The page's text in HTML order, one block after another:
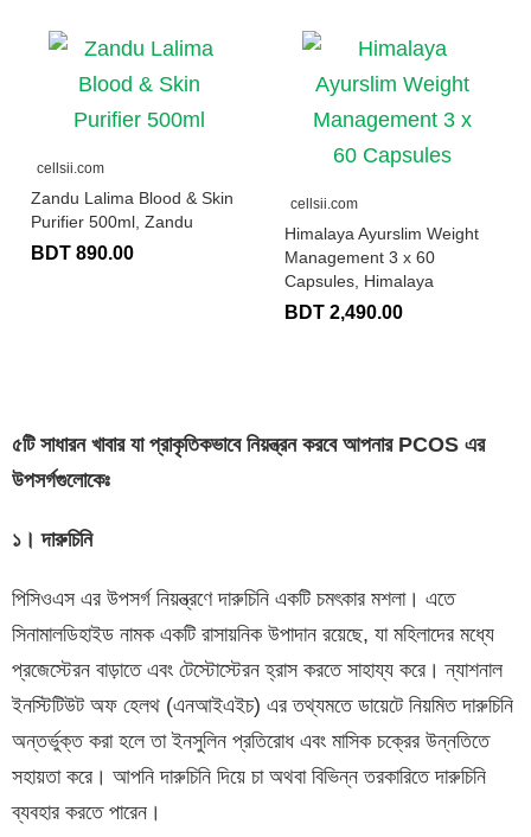
cellsii.com
Zandu Lalima Blood & Skin
Purifier 500ml, Zandu
BDT 890.00
cellsii.com
Himalaya Ayurslim Weight
Management 3 x 60
Capsules, Himalaya
BDT 2,490.00
৫টি সাধারন খাবার যা প্রাকৃতিকভাবে নিয়ন্ত্রন করবে আপনার PCOS এর
উপসর্গগুলোকেঃ
১। দারুচিনি
পিসিওএস এর উপসর্গ নিয়ন্ত্রণে দারুচিনি একটি চমৎকার মশলা। এতে
সিনামালডিহাইড নামক একটি রাসায়নিক উপাদান রয়েছে, যা মহিলাদের মধ্যে
প্রজেস্টেরন বাড়াতে এবং টেস্টোস্টেরন হ্রাস করতে সাহায্য করে। ন্যাশনাল
ইনস্টিটিউট অফ হেলথ (এনআইএইচ) এর তথ্যমতে ডায়েটে নিয়মিত দারুচিনি
অন্তর্ভুক্ত করা হলে তা ইনসুলিন প্রতিরোধ এবং মাসিক চক্রের উন্নতিতে
সহায়তা করে। আপনি দারুচিনি দিয়ে চা অথবা বিভিন্ন তরকারিতে দারুচিনি
ব্যবহার করতে পারেন।